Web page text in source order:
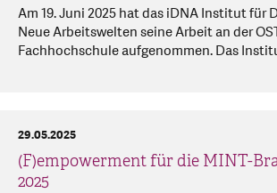
Am 19. Juni 2025 hat das iDNA Institut für
Neue Arbeitswelten seine Arbeit an der
Fachhochschule aufgenommen. Das
(F)empowerment für die MINT-
2025
29.05.2025